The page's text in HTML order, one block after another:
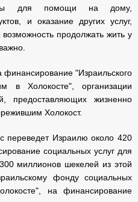
для помощи на дому,
и оказание других услуг,
продолжать жить у
финансирование "Израильского
в Холокосте", организации
предоставляющих жизненно
Холокост.
переведет Израилю около 420
социальных услуг для
миллионов шекелей из этой
фонду социальных
на финансирование